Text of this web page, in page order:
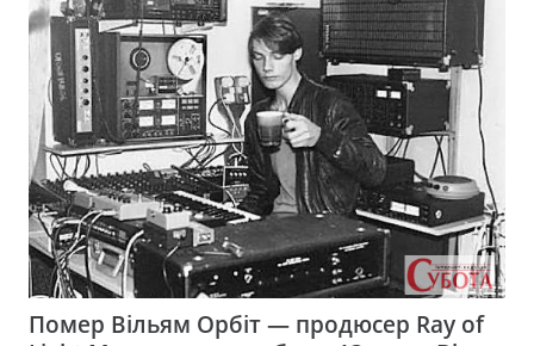
Помер Вільям Орбіт — продюсер Ray of